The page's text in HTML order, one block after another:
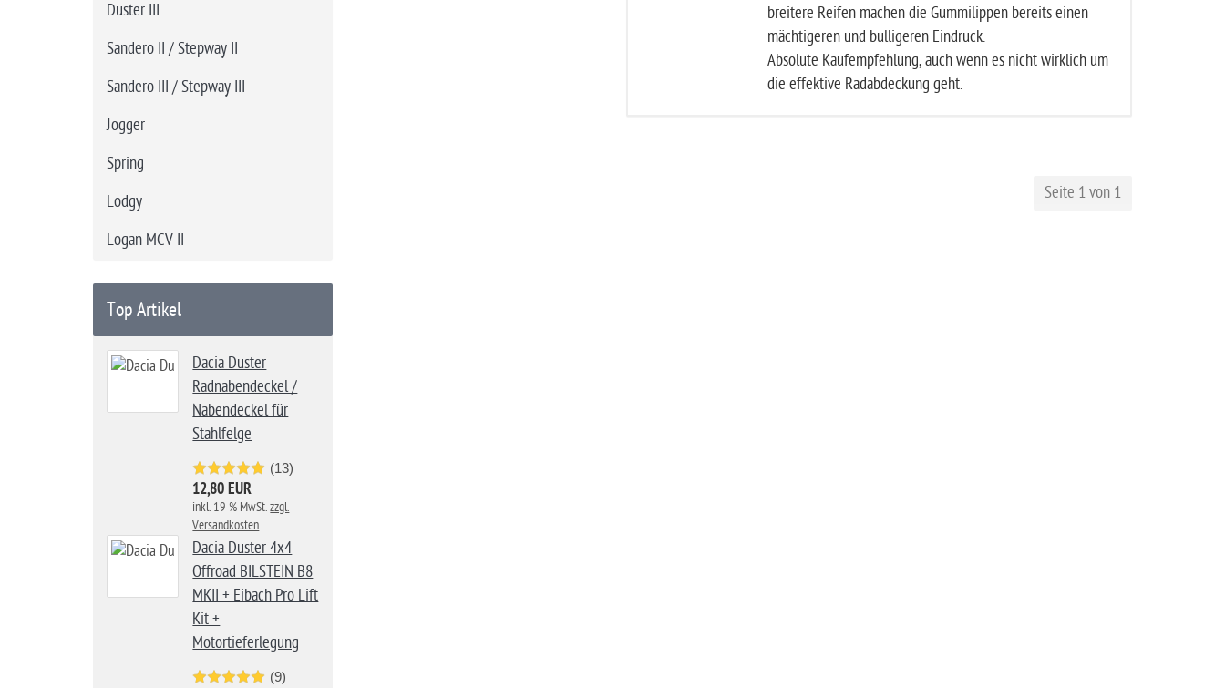
breitere Reifen machen die Gummilippen bereits einen
mächtigeren und bulligeren Eindruck.
Absolute Kaufempfehlung, auch wenn es nicht wirklich um
die effektive Radabdeckung geht.
Seite 1 von 1
Duster III
Sandero II / Stepway II
Sandero III / Stepway III
Jogger
Spring
Lodgy
Logan MCV II
Top Artikel
Dacia Duster
Radnabendeckel /
Nabendeckel für
Stahlfelge
(13)
12,80 EUR
inkl. 19 % MwSt.zzgl.
Versandkosten
Dacia Duster 4x4
Offroad BILSTEIN B8
MKII + Eibach Pro Lift
Kit +
Motortieferlegung
(9)